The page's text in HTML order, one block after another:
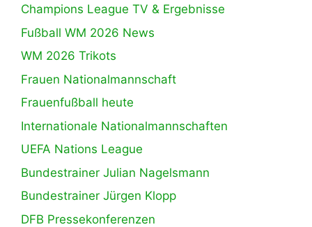
Champions League TV & Ergebnisse
Fußball WM 2026 News
WM 2026 Trikots
Frauen Nationalmannschaft
Frauenfußball heute
Internationale Nationalmannschaften
UEFA Nations League
Bundestrainer Julian Nagelsmann
Bundestrainer Jürgen Klopp
DFB Pressekonferenzen